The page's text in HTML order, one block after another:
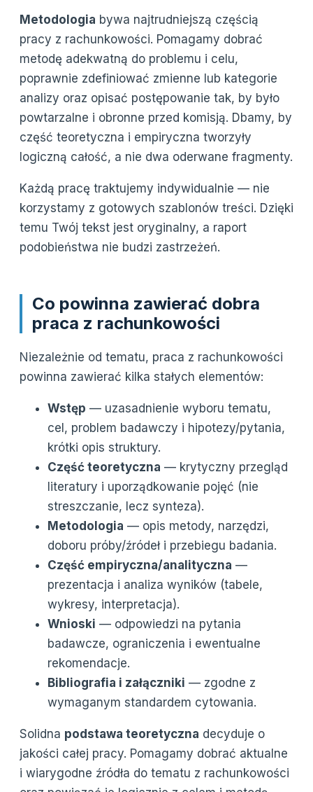
Metodologia bywa najtrudniejszą częścią
pracy z rachunkowości. Pomagamy dobrać
metodę adekwatną do problemu i celu,
poprawnie zdefiniować zmienne lub kategorie
analizy oraz opisać postępowanie tak, by było
powtarzalne i obronne przed komisją. Dbamy, by
część teoretyczna i empiryczna tworzyły
logiczną całość, a nie dwa oderwane fragmenty.
Każdą pracę traktujemy indywidualnie — nie
korzystamy z gotowych szablonów treści. Dzięki
temu Twój tekst jest oryginalny, a raport
podobieństwa nie budzi zastrzeżeń.
Co powinna zawierać dobra
praca z rachunkowości
Niezależnie od tematu, praca z rachunkowości
powinna zawierać kilka stałych elementów:
Wstęp — uzasadnienie wyboru tematu,
cel, problem badawczy i hipotezy/pytania,
krótki opis struktury.
Część teoretyczna — krytyczny przegląd
literatury i uporządkowanie pojęć (nie
streszczanie, lecz synteza).
Metodologia — opis metody, narzędzi,
doboru próby/źródeł i przebiegu badania.
Część empiryczna/analityczna —
prezentacja i analiza wyników (tabele,
wykresy, interpretacja).
Wnioski — odpowiedzi na pytania
badawcze, ograniczenia i ewentualne
rekomendacje.
Bibliografia i załączniki — zgodne z
wymaganym standardem cytowania.
Solidna podstawa teoretyczna decyduje o
jakości całej pracy. Pomagamy dobrać aktualne
i wiarygodne źródła do tematu z rachunkowości